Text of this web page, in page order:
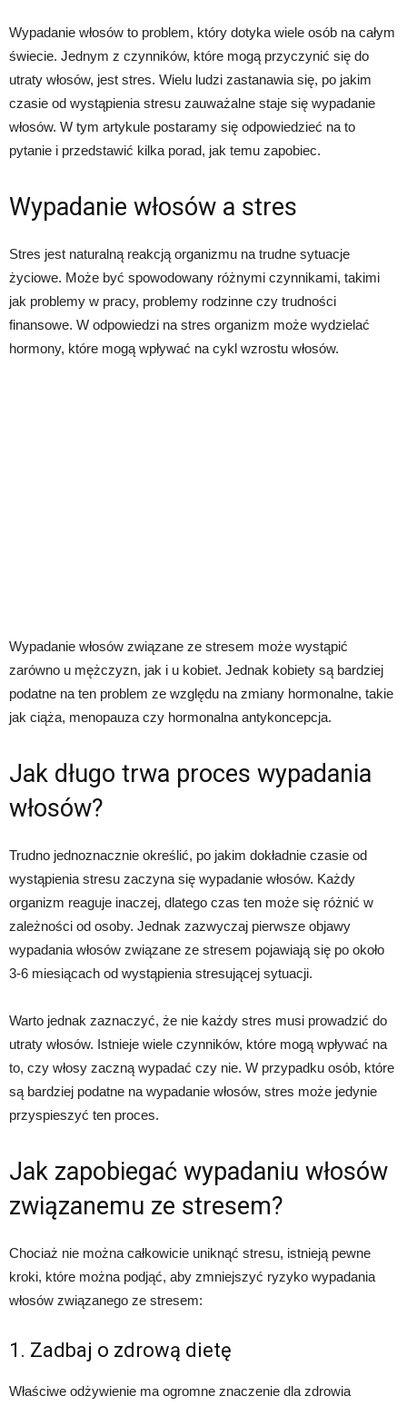
Wypadanie włosów to problem, który dotyka wiele osób na całym
świecie. Jednym z czynników, które mogą przyczynić się do
utraty włosów, jest stres. Wielu ludzi zastanawia się, po jakim
czasie od wystąpienia stresu zauważalne staje się wypadanie
włosów. W tym artykule postaramy się odpowiedzieć na to
pytanie i przedstawić kilka porad, jak temu zapobiec.
Wypadanie włosów a stres
Stres jest naturalną reakcją organizmu na trudne sytuacje
życiowe. Może być spowodowany różnymi czynnikami, takimi
jak problemy w pracy, problemy rodzinne czy trudności
finansowe. W odpowiedzi na stres organizm może wydzielać
hormony, które mogą wpływać na cykl wzrostu włosów.
Wypadanie włosów związane ze stresem może wystąpić
zarówno u mężczyzn, jak i u kobiet. Jednak kobiety są bardziej
podatne na ten problem ze względu na zmiany hormonalne, takie
jak ciąża, menopauza czy hormonalna antykoncepcja.
Jak długo trwa proces wypadania
włosów?
Trudno jednoznacznie określić, po jakim dokładnie czasie od
wystąpienia stresu zaczyna się wypadanie włosów. Każdy
organizm reaguje inaczej, dlatego czas ten może się różnić w
zależności od osoby. Jednak zazwyczaj pierwsze objawy
wypadania włosów związane ze stresem pojawiają się po około
3-6 miesiącach od wystąpienia stresującej sytuacji.
Warto jednak zaznaczyć, że nie każdy stres musi prowadzić do
utraty włosów. Istnieje wiele czynników, które mogą wpływać na
to, czy włosy zaczną wypadać czy nie. W przypadku osób, które
są bardziej podatne na wypadanie włosów, stres może jedynie
przyspieszyć ten proces.
Jak zapobiegać wypadaniu włosów
związanemu ze stresem?
Chociaż nie można całkowicie uniknąć stresu, istnieją pewne
kroki, które można podjąć, aby zmniejszyć ryzyko wypadania
włosów związanego ze stresem:
1. Zadbaj o zdrową dietę
Właściwe odżywienie ma ogromne znaczenie dla zdrowia